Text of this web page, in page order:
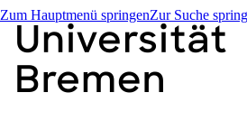
Zum Hauptmenü springenZur Suche